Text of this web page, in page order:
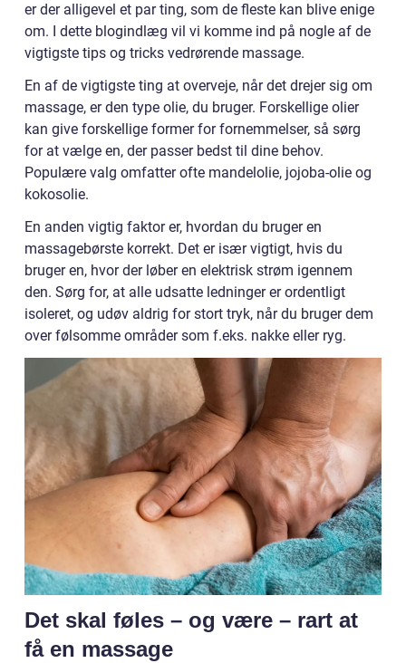
er der alligevel et par ting, som de fleste kan blive enige
om. I dette blogindlæg vil vi komme ind på nogle af de
vigtigste tips og tricks vedrørende massage.
En af de vigtigste ting at overveje, når det drejer sig om
massage, er den type olie, du bruger. Forskellige olier
kan give forskellige former for fornemmelser, så sørg
for at vælge en, der passer bedst til dine behov.
Populære valg omfatter ofte mandelolie, jojoba-olie og
kokosolie.
En anden vigtig faktor er, hvordan du bruger en
massagebørste korrekt. Det er især vigtigt, hvis du
bruger en, hvor der løber en elektrisk strøm igennem
den. Sørg for, at alle udsatte ledninger er ordentligt
isoleret, og udøv aldrig for stort tryk, når du bruger dem
over følsomme områder som f.eks. nakke eller ryg.
Det skal føles – og være – rart at
få en massage